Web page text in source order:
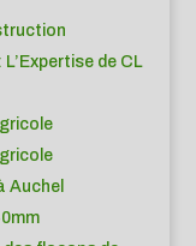
de CL
Auchel